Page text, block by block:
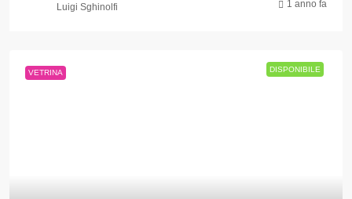
Luigi Sghinolfi 1 anno fa
VETRINA DISPONIBILE